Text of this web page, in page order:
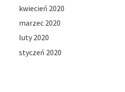
kwiecień 2020
marzec 2020
luty 2020
styczeń 2020